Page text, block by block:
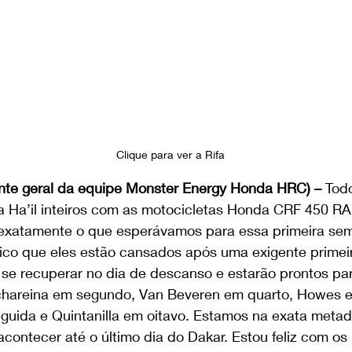
Clique para ver a Rifa
geral da equipe Monster Energy Honda HRC) –
Ha’il inteiros com as motocicletas Honda CRF 450
o que esperávamos para essa primeira
que eles estão cansados após uma exigente
recuperar no dia de descanso e estarão prontos
em segundo, Van Beveren em quarto, Howes
e Quintanilla em oitavo. Estamos na exata
até o último dia do Dakar. Estou feliz com